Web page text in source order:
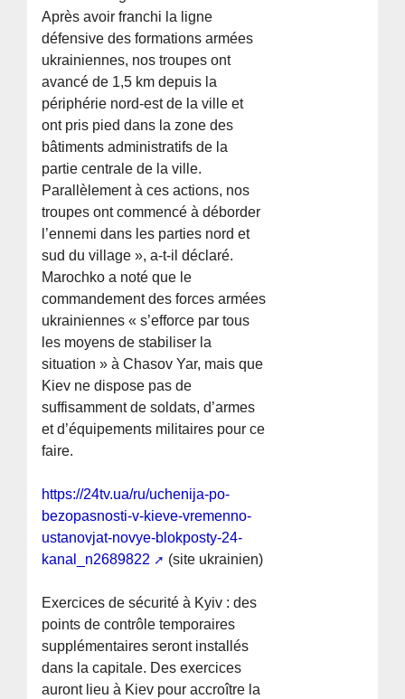
Après avoir franchi la ligne
défensive des formations armées
ukrainiennes, nos troupes ont
avancé de 1,5 km depuis la
périphérie nord-est de la ville et
ont pris pied dans la zone des
bâtiments administratifs de la
partie centrale de la ville.
Parallèlement à ces actions, nos
troupes ont commencé à déborder
l’ennemi dans les parties nord et
sud du village », a-t-il déclaré.
Marochko a noté que le
commandement des forces armées
ukrainiennes « s’efforce par tous
les moyens de stabiliser la
situation » à Chasov Yar, mais que
Kiev ne dispose pas de
suffisamment de soldats, d’armes
et d’équipements militaires pour ce
faire.
https://24tv.ua/ru/uchenija-po-
bezopasnosti-v-kieve-vremenno-
ustanovjat-novye-blokposty-24-
kanal_n2689822
(site ukrainien)
Exercices de sécurité à Kyiv : des
points de contrôle temporaires
supplémentaires seront installés
dans la capitale. Des exercices
auront lieu à Kiev pour accroître la